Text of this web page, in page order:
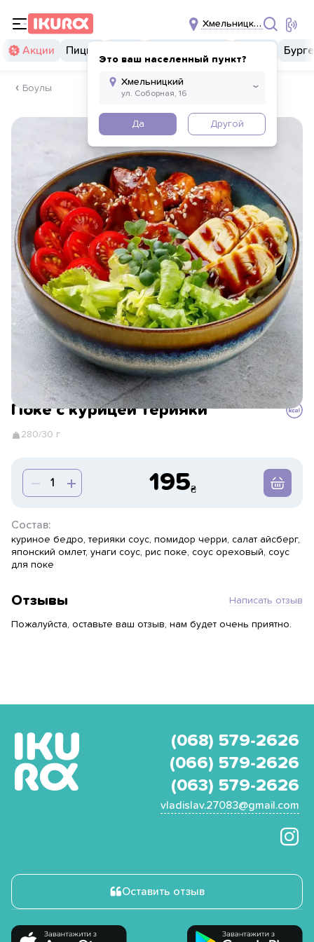
Хмельницкий
Это ваш населенный пункт?
Да Другой
Акции Пицца
Боулы
Поке с курицей терияки
280/30 г
195
Состав:
куриное бедро, терияки соус, помидор черри, салат айсберг,
японский омлет, унаги соус, рис поке, соус ореховый, соус
для поке
Отзывы Написать отзыв
Пожалуйста, оставьте ваш отзыв, нам будет очень приятно.
(068) 579-2626
(066) 579-2626
(063) 579-2626
vladislav.27083@gmail.com
Оставить отзыв